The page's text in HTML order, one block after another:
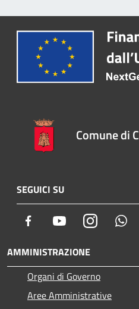
Comune di
SEGUICI SU
Facebook YoutubeInstagram
AMMINISTRAZIONE
Organi di Governo
Aree Amministrative